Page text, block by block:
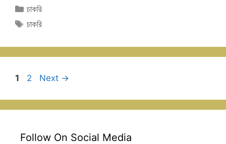
Categories
চাকরি
Tags
চাকরি
Page
1 Page
2 Next →
Follow On Social Media